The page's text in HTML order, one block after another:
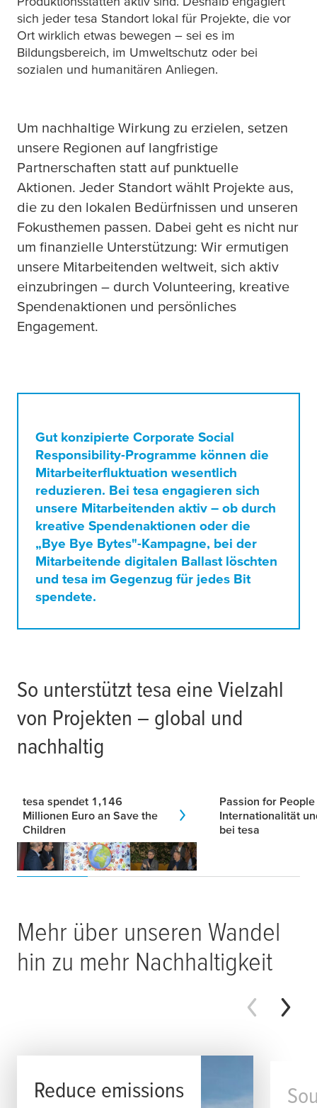
sich jeder tesa Standort lokal für Projekte, die vor
Ort wirklich etwas bewegen – sei es im
Bildungsbereich, im Umweltschutz oder bei
sozialen und humanitären Anliegen.
Um nachhaltige Wirkung zu erzielen, setzen
unsere Regionen auf langfristige
Partnerschaften statt auf punktuelle
Aktionen. Jeder Standort wählt Projekte aus,
die zu den lokalen Bedürfnissen und unseren
Fokusthemen passen. Dabei geht es nicht nur
um finanzielle Unterstützung: Wir ermutigen
unsere Mitarbeitenden weltweit, sich aktiv
einzubringen – durch Volunteering, kreative
Spendenaktionen und persönliches
Engagement.
Gut konzipierte Corporate Social
Responsibility-Programme können die
Mitarbeiterfluktuation wesentlich
reduzieren. Bei tesa engagieren sich
unsere Mitarbeitenden aktiv – ob durch
kreative Spendenaktionen oder die
„Bye Bye Bytes"-Kampagne, bei der
Mitarbeitende digitalen Ballast löschten
und tesa im Gegenzug für jedes Bit
spendete.
So unterstützt tesa eine Vielzahl
von Projekten – global und
nachhaltig
tesa spendet 1,146
Millionen Euro an Save the
Children
Passion for People
Internationalität
bei tesa
Mehr über unseren Wandel
hin zu mehr Nachhaltigkeit
Reduce emissions